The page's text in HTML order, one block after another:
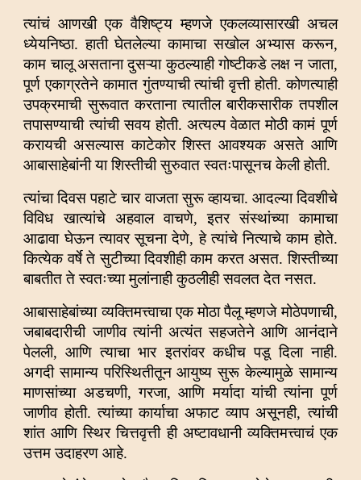
त्यांचं आणखी एक वैशिष्ट्य म्हणजे एकलव्यासारखी अचल
ध्येयनिष्ठा. हाती घेतलेल्या कामाचा सखोल अभ्यास करून,
काम चालू असताना दुसऱ्या कुठल्याही गोष्टीकडे लक्ष न जाता,
पूर्ण एकाग्रतेने कामात गुंतण्याची त्यांची वृत्ती होती. कोणत्याही
उपक्रमाची सुरूवात करताना त्यातील बारीकसारीक तपशील
तपासण्याची त्यांची सवय होती. अत्यल्प वेळात मोठी कामं पूर्ण
करायची असल्यास काटेकोर शिस्त आवश्यक असते आणि
आबासाहेबांनी या शिस्तीची सुरुवात स्वतःपासूनच केली होती.
त्यांचा दिवस पहाटे चार वाजता सुरू व्हायचा. आदल्या दिवशीचे
विविध खात्यांचे अहवाल वाचणे, इतर संस्थांच्या कामाचा
आढावा घेऊन त्यावर सूचना देणे, हे त्यांचे नित्याचे काम होते.
कित्येक वर्षे ते सुटीच्या दिवशीही काम करत असत. शिस्तीच्या
बाबतीत ते स्वतःच्या मुलांनाही कुठलीही सवलत देत नसत.
आबासाहेबांच्या व्यक्तिमत्त्वाचा एक मोठा पैलू म्हणजे मोठेपणाची,
जबाबदारीची जाणीव त्यांनी अत्यंत सहजतेने आणि आनंदाने
पेलली, आणि त्याचा भार इतरांवर कधीच पडू दिला नाही.
अगदी सामान्य परिस्थितीतून आयुष्य सुरू केल्यामुळे सामान्य
माणसांच्या अडचणी, गरजा, आणि मर्यादा यांची त्यांना पूर्ण
जाणीव होती. त्यांच्या कार्याचा अफाट व्याप असूनही, त्यांची
शांत आणि स्थिर चित्तवृत्ती ही अष्टावधानी व्यक्तिमत्त्वाचं एक
उत्तम उदाहरण आहे.